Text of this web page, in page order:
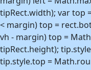
tipRect.width); var top
< margin) top =
vh - margin) top =
tipRect.height);
tip.style.top =